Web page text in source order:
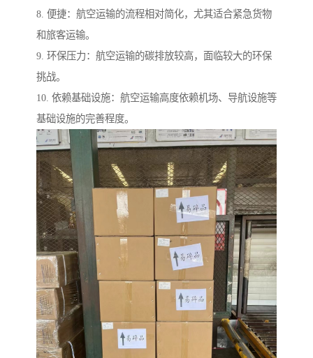
8. 便捷：航空运输的流程相对简化，尤其适合紧急货物
和旅客运输。
9. 环保压力：航空运输的碳排放较高，面临较大的环保
挑战。
10. 依赖基础设施：航空运输高度依赖机场、导航设施等
基础设施的完善程度。